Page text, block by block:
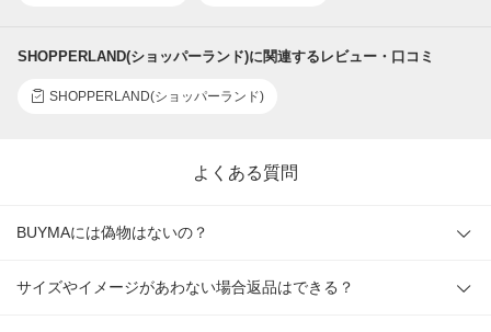
SHOPPERLAND(ショッパーランド)に関連するレビュー・口コミ
SHOPPERLAND(ショッパーランド)
よくある質問
BUYMAには偽物はないの？
サイズやイメージがあわない場合返品はできる？